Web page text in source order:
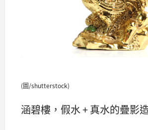
(圖/shutterstock)
涵碧樓，假水 + 真水的疊影